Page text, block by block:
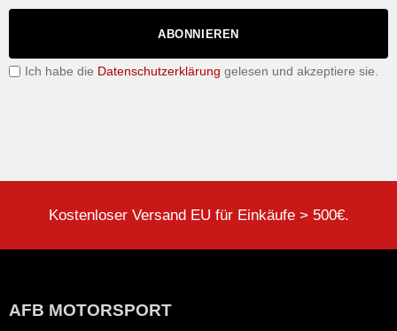
ABONNIEREN
Ich habe die Datenschutzerklärung gelesen und akzeptiere sie.
Kostenloser Versand EU für Einkäufe > 500€.
AFB MOTORSPORT